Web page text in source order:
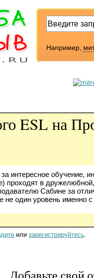
Например,
ESL на
интересное обучение,
проходят в
Сабине за
один уровень именно с
или зарегистрируйтесь.